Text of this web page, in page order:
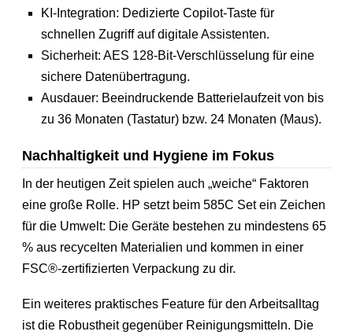
KI-Integration: Dedizierte Copilot-Taste für
schnellen Zugriff auf digitale Assistenten.
Sicherheit: AES 128-Bit-Verschlüsselung für eine
sichere Datenübertragung.
Ausdauer: Beeindruckende Batterielaufzeit von bis
zu 36 Monaten (Tastatur) bzw. 24 Monaten (Maus).
Nachhaltigkeit und Hygiene im Fokus
In der heutigen Zeit spielen auch „weiche“ Faktoren
eine große Rolle. HP setzt beim 585C Set ein Zeichen
für die Umwelt: Die Geräte bestehen zu mindestens 65
% aus recycelten Materialien und kommen in einer
FSC®-zertifizierten Verpackung zu dir.
Ein weiteres praktisches Feature für den Arbeitsalltag
ist die Robustheit gegenüber Reinigungsmitteln. Die